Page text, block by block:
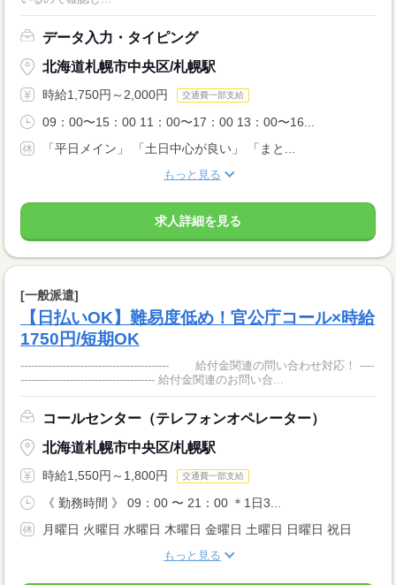
データ入力・タイピング
北海道札幌市中央区/札幌駅
時給1,750円～2,000円 交通費一部支給
09：00〜15：00 11：00〜17：00 13：00〜16...
「平日メイン」 「土日中心が良い」 「まと...
もっと見る
求人詳細を見る
[一般派遣]
【日払いOK】難易度低め！官公庁コール×時給
1750円/短期OK
------------------------------------------ 給付金関連の問い合わせ対応！ ----
-------------------------------------- 給付金関連のお問い合...
コールセンター（テレフォンオペレーター）
北海道札幌市中央区/札幌駅
時給1,550円～1,800円 交通費一部支給
《 勤務時間 》 09：00 〜 21：00 ＊1日3...
月曜日 火曜日 水曜日 木曜日 金曜日 土曜日 日曜日 祝日
もっと見る